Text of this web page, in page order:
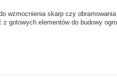
wzmocnienia skarp czy
gotowych elementów do budowy